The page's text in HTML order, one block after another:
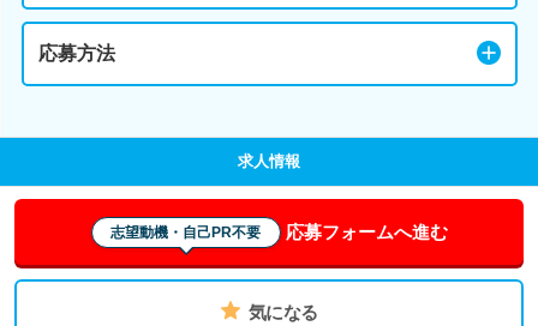
応募方法
求人情報
志望動機・自己PR不要 応募フォームへ進む
気になる